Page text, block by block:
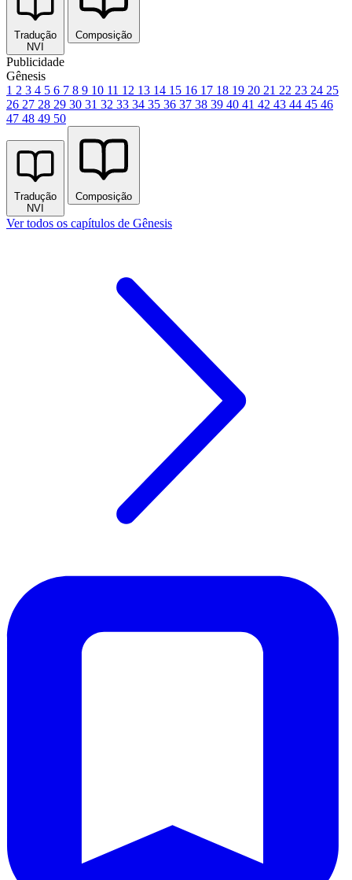
Tradução
NVI
Composição
Publicidade
Gênesis
1 2 3 4 5 6 7 8 9 10 11 12 13 14 15 16 17 18 19 20 21 22 23 24 25
26 27 28 29 30 31 32 33 34 35 36 37 38 39 40 41 42 43 44 45 46
47 48 49 50
Tradução
NVI
Composição
Ver todos os capítulos de Gênesis